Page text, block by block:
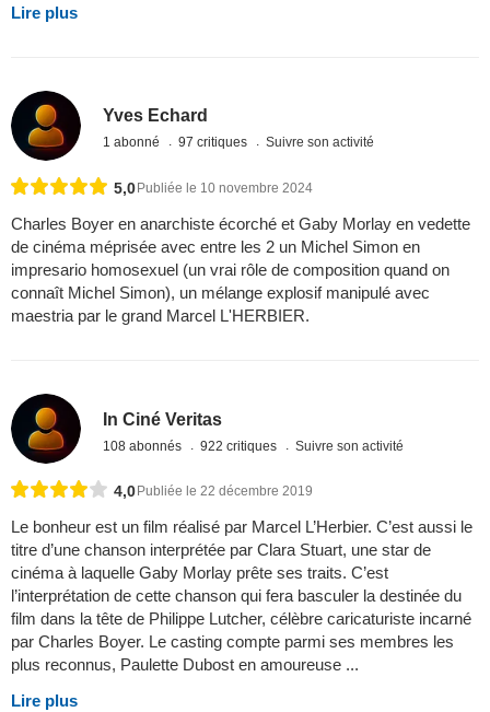
Lire plus
Yves Echard
1 abonné 97 critiques Suivre son activité
5,0 Publiée le 10 novembre 2024
Charles Boyer en anarchiste écorché et Gaby Morlay en vedette
de cinéma méprisée avec entre les 2 un Michel Simon en
impresario homosexuel (un vrai rôle de composition quand on
connaît Michel Simon), un mélange explosif manipulé avec
maestria par le grand Marcel L'HERBIER.
In Ciné Veritas
108 abonnés 922 critiques Suivre son activité
4,0 Publiée le 22 décembre 2019
Le bonheur est un film réalisé par Marcel L’Herbier. C’est aussi le
titre d’une chanson interprétée par Clara Stuart, une star de
cinéma à laquelle Gaby Morlay prête ses traits. C’est
l’interprétation de cette chanson qui fera basculer la destinée du
film dans la tête de Philippe Lutcher, célèbre caricaturiste incarné
par Charles Boyer. Le casting compte parmi ses membres les
plus reconnus, Paulette Dubost en amoureuse ...
Lire plus